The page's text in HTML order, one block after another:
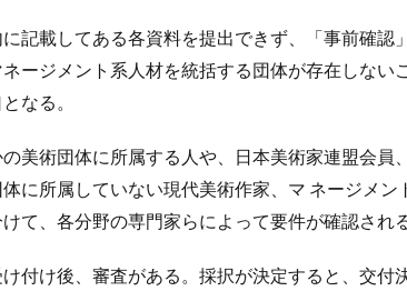
記載してある各資料を提出できず、「事前確認
ージメント系人材を統括する団体が存在しな
なる。
美術団体に所属する人や、日本美術家連盟会員
体に所属していない現代美術作家、マ ネージメ
て、各分野の専門家らによって要件が確認される
付け後、審査がある。採択が決定すると、交付